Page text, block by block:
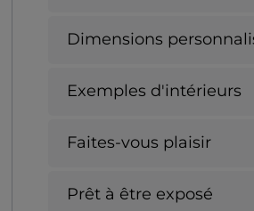
Dimensions
Exemples d'intérieurs
Faites-vous plaisir
Prêt à être exposé